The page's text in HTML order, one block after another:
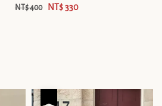
NT$ 400 NT$ 330